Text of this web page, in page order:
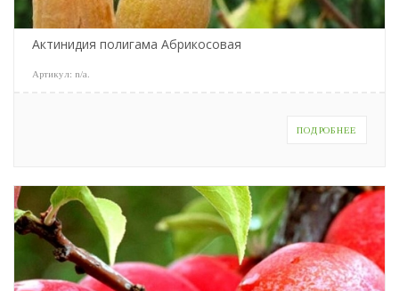
Актинидия полигама Абрикосовая
Артикул: n/a
ПОДРОБНЕЕ